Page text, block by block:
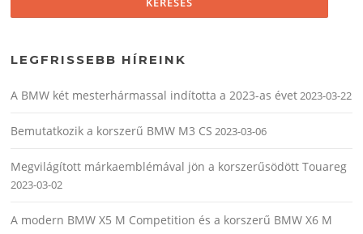
LEGFRISSEBB HÍREINK
A BMW két mesterhármassal indította a 2023-as évet2023-03-22
Bemutatkozik a korszerű BMW M3 CS 2023-03-06
Megvilágított márkaemblémával jön a korszerűsödött Touareg
2023-03-02
A modern BMW X5 M Competition és a korszerű BMW X6 M